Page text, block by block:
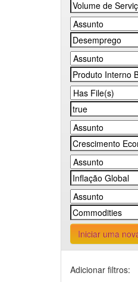
Iniciar uma
Adicionar filtros: